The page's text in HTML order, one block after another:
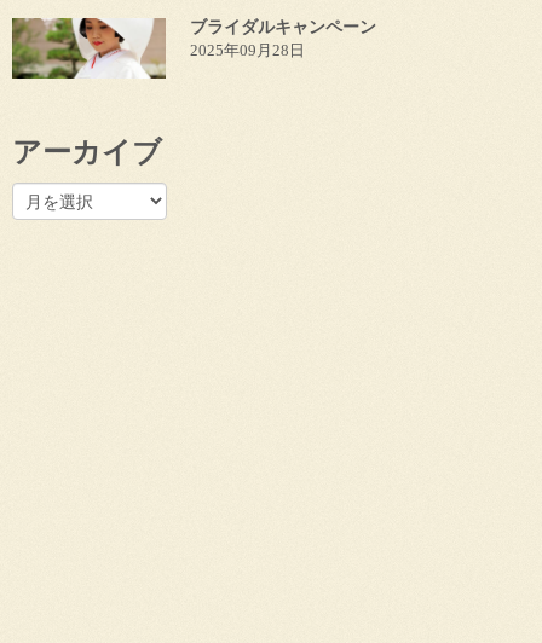
ブライダルキャンペーン
2025年09月28日
アーカイブ